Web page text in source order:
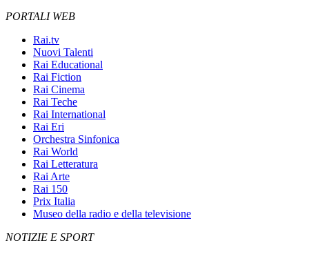
PORTALI WEB
Rai.tv
Nuovi Talenti
Rai Educational
Rai Fiction
Rai Cinema
Rai Teche
Rai International
Rai Eri
Orchestra Sinfonica
Rai World
Rai Letteratura
Rai Arte
Rai 150
Prix Italia
Museo della radio e della televisione
NOTIZIE E SPORT